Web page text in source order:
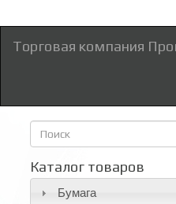
Торговая компания
Форма
поиска
Каталог товаров
Бумага